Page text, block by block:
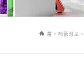
홈 > 제품정보 >